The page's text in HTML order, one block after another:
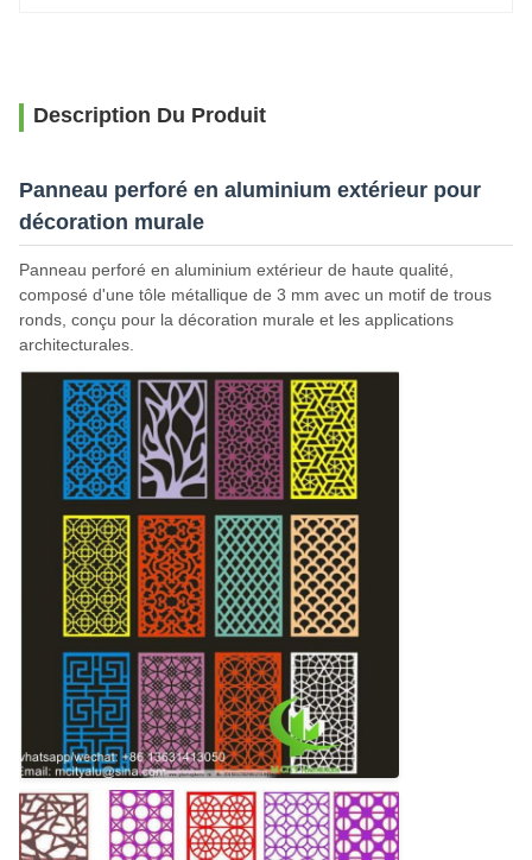
Description Du Produit
Panneau perforé en aluminium extérieur pour
décoration murale
Panneau perforé en aluminium extérieur de haute qualité,
composé d'une tôle métallique de 3 mm avec un motif de trous
ronds, conçu pour la décoration murale et les applications
architecturales.